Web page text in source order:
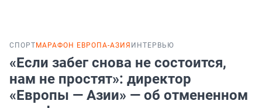
СПОРТ МАРАФОН ЕВРОПА-АЗИЯ ИНТЕРВЬЮ
«Если забег снова не состоится,
нам не простят»: директор
«Европы — Азии» — об отмененном